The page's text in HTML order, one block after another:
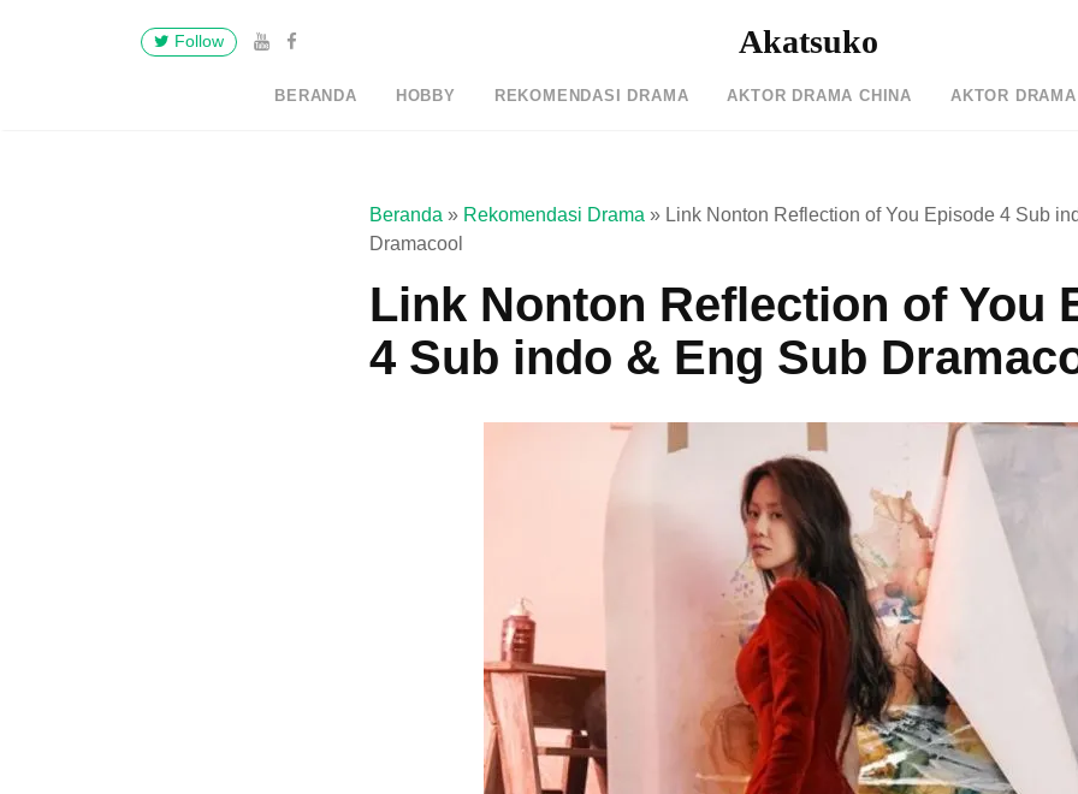
Follow Akatsuko
BERANDA HOBBY REKOMENDASI DRAMA AKTOR DRAMA CHINA AKTOR
Beranda » Rekomendasi Drama » Link Nonton Reflection of You Episode 4 Sub
Dramacool
Link Nonton Reflection of You
4 Sub indo & Eng Sub